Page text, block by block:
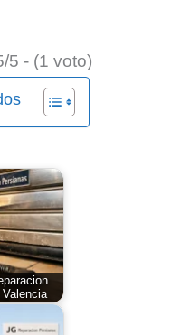
5 - (1 voto)